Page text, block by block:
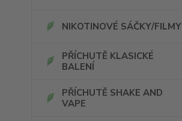
NIKOTINOVÉ SÁČKY/FILMY
PŘÍCHUTĚ KLASICKÉ
BALENÍ
PŘÍCHUTĚ SHAKE AND
VAPE